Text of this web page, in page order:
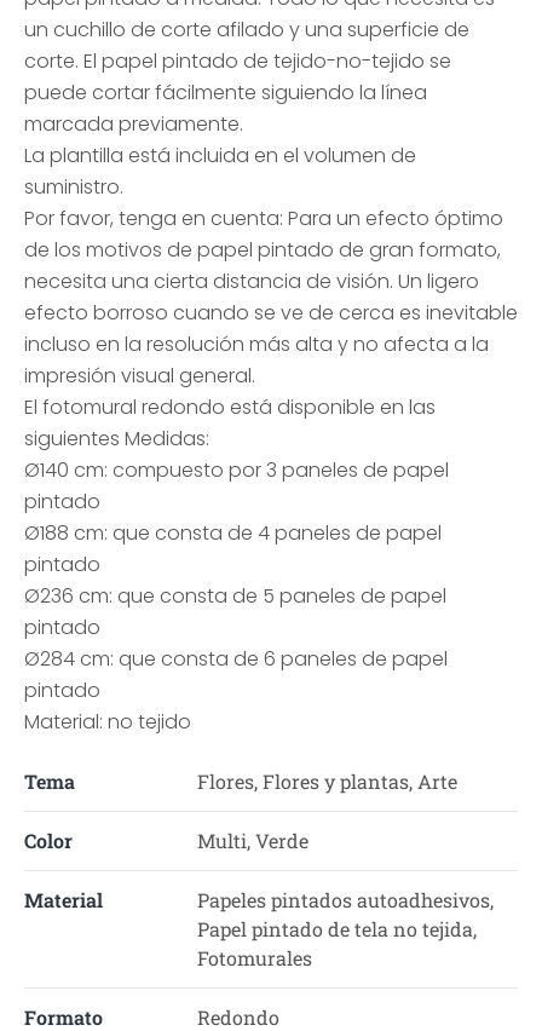
un cuchillo de corte afilado y una superficie de
corte. El papel pintado de tejido-no-tejido se
puede cortar fácilmente siguiendo la línea
marcada previamente.
La plantilla está incluida en el volumen de
suministro.
Por favor, tenga en cuenta: Para un efecto óptimo
de los motivos de papel pintado de gran formato,
necesita una cierta distancia de visión. Un ligero
efecto borroso cuando se ve de cerca es inevitable
incluso en la resolución más alta y no afecta a la
impresión visual general.
El fotomural redondo está disponible en las
siguientes Medidas:
Ø140 cm: compuesto por 3 paneles de papel
pintado
Ø188 cm: que consta de 4 paneles de papel
pintado
Ø236 cm: que consta de 5 paneles de papel
pintado
Ø284 cm: que consta de 6 paneles de papel
pintado
Material: no tejido
Tema Flores, Flores y plantas, Arte
Color Multi, Verde
Material
Papeles pintados autoadhesivos,
Papel pintado de tela no tejida,
Fotomurales
Formato Redondo